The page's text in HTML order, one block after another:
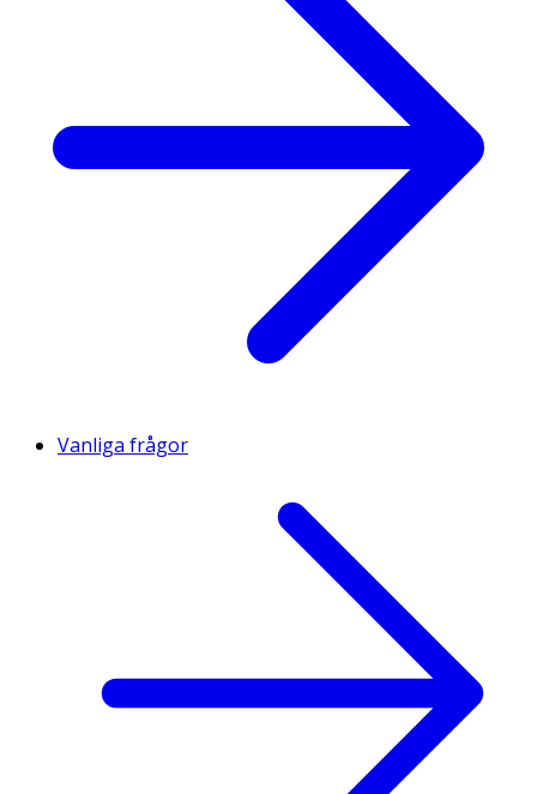
Vanliga frågor